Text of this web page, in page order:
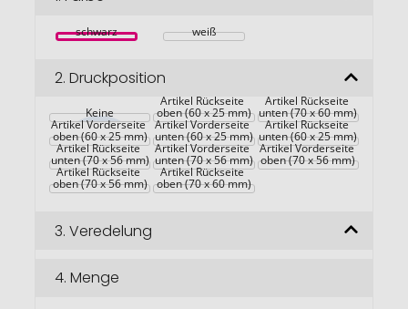
schwarz weiß
2. Druckposition
Keine
Artikel Rückseite
oben (60 x 25 mm)
Artikel Rückseite
unten (70 x 60 mm)
Artikel Vorderseite
oben (60 x 25 mm)
Artikel Vorderseite
unten (60 x 25 mm)
Artikel Rückseite
unten (60 x 25 mm)
Artikel Rückseite
unten (70 x 56 mm)
Artikel Vorderseite
unten (70 x 56 mm)
Artikel Vorderseite
oben (70 x 56 mm)
Artikel Rückseite
oben (70 x 56 mm)
Artikel Rückseite
oben (70 x 60 mm)
3. Veredelung
4. Menge